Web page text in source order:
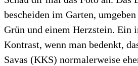
bescheiden im Garten,
Grün und einem Herzstein. Ein
Kontrast, wenn man bedenkt,
Savas (KKS) normalerweise